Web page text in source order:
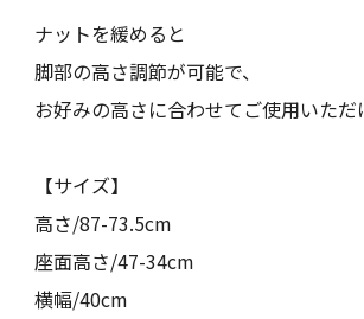
ナットを緩めると
脚部の高さ調節が可能で、
お好みの高さに合わせてご使用いただ
【サイズ】
高さ/87-73.5cm
座面高さ/47-34cm
横幅/40cm